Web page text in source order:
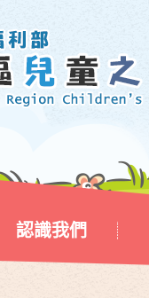
認識我們